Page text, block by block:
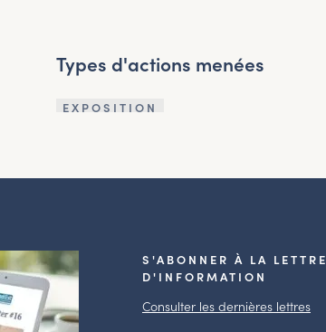
Types d'actions menées
EXPOSITION
S'ABONNER À LA LETTRE
D'INFORMATION
Consulter les dernières lettres